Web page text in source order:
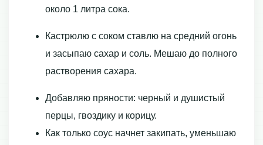
около 1 литра сока.
Кастрюлю с соком ставлю на средний огонь
и засыпаю сахар и соль. Мешаю до полного
растворения сахара.
Добавляю пряности: черный и душистый
перцы, гвоздику и корицу.
Как только соус начнет закипать, уменьшаю